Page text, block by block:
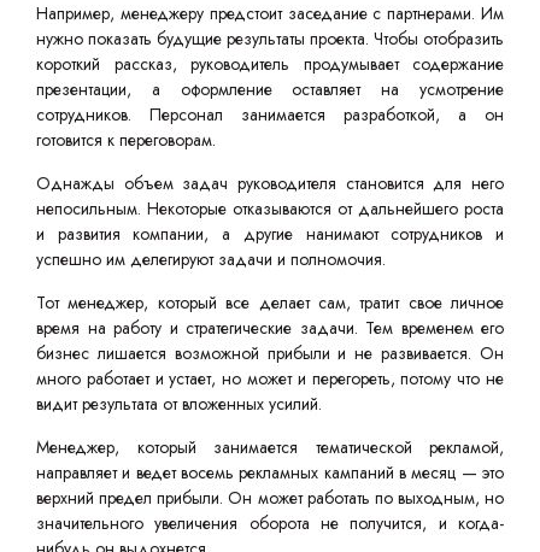
Например, менеджеру предстоит заседание с партнерами. Им
нужно показать будущие результаты проекта. Чтобы отобразить
короткий рассказ, руководитель продумывает содержание
презентации, а оформление оставляет на усмотрение
сотрудников. Персонал занимается разработкой, а он
готовится к переговорам.
Однажды объем задач руководителя становится для него
непосильным. Некоторые отказываются от дальнейшего роста
и развития компании, а другие нанимают сотрудников и
успешно им делегируют задачи и полномочия.
Тот менеджер, который все делает сам, тратит свое личное
время на работу и стратегические задачи. Тем временем его
бизнес лишается возможной прибыли и не развивается. Он
много работает и устает, но может и перегореть, потому что не
видит результата от вложенных усилий.
Менеджер, который занимается тематической рекламой,
направляет и ведет восемь рекламных кампаний в месяц — это
верхний предел прибыли. Он может работать по выходным, но
значительного увеличения оборота не получится, и когда-